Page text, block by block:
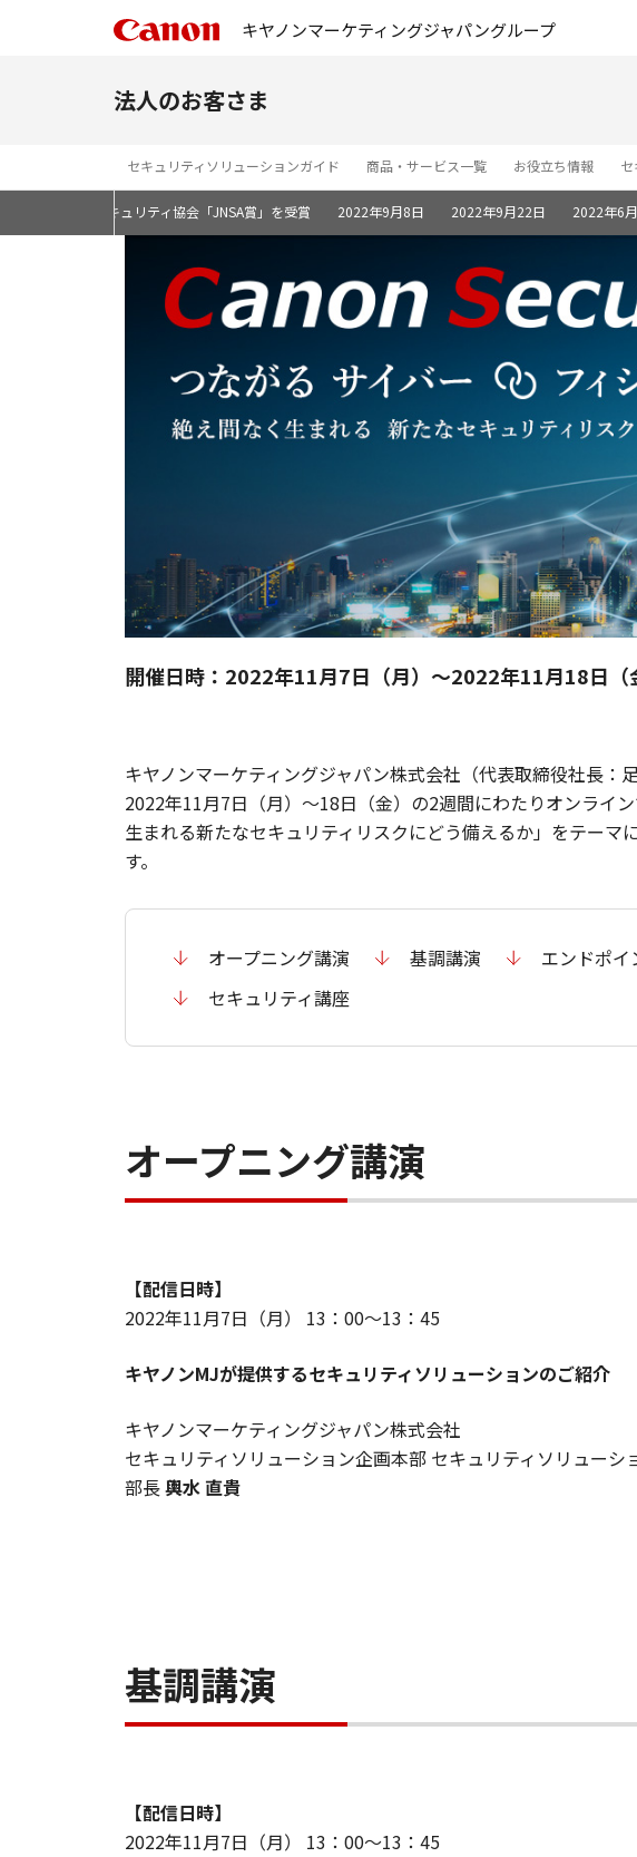
キヤノンマーケティングジャパングループ
法人のお客さま
セキュリティソリューションガイド 商品・サービス一覧 お役立ち情報
ネットワークセキュリティ協会「JNSA賞」を受賞 2022年9月8日 2022年9月22日 2022年6
開催日時：2022年11月7日（月）～2022年11月18日（
キヤノンマーケティングジャパン株式会社（代表取締役社長：
2022年11月7日（月）～18日（金）の2週間にわたりオンライ
生まれる新たなセキュリティリスクにどう備えるか」をテー
す。
オープニング講演 基調講演 エンドポイ
セキュリティ講座
オープニング講演
【配信日時】
2022年11月7日（月） 13：00～13：45
キヤノンMJが提供するセキュリティソリューションのご紹介
キヤノンマーケティングジャパン株式会社
セキュリティソリューション企画本部 セキュリティソリューシ
部長輿水 直貴
基調講演
【配信日時】
2022年11月7日（月） 13：00～13：45